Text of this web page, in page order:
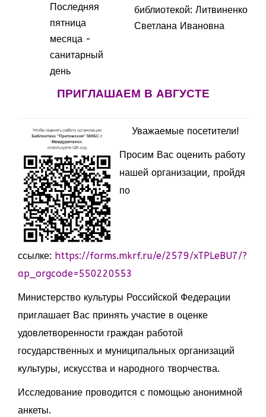
Последняя
пятница
месяца -
санитарный
день
библиотекой: Литвиненко
Светлана Ивановна
ПРИГЛАШАЕМ В АВГУСТЕ
Уважаемые посетители!
Просим Вас оценить работу
нашей организации, пройдя
по
ссылке: https://forms.mkrf.ru/e/2579/xTPLeBU7/?
ap_orgcode=550220553
Министерство культуры Российской Федерации
приглашает Вас принять участие в оценке
удовлетворенности граждан работой
государственных и муниципальных организаций
культуры, искусства и народного творчества.
Исследование проводится с помощью анонимной
анкеты.